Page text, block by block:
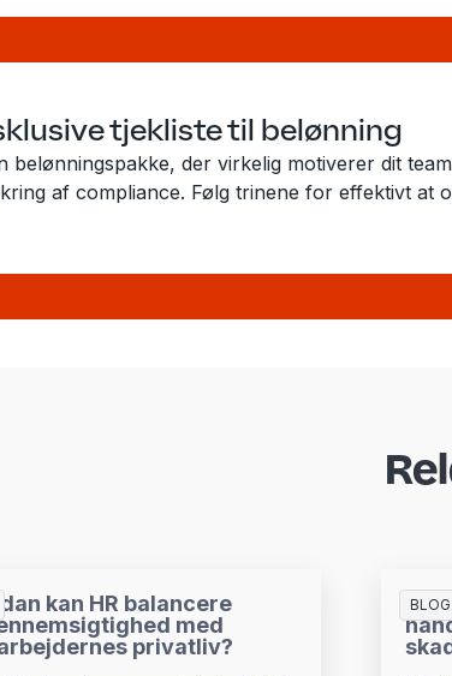
tjekliste til belønning
belønningspakke, der virkelig motiverer dit
af compliance. Følg trinene for effektivt at
kan HR balancere
med
privatliv?
BLOG